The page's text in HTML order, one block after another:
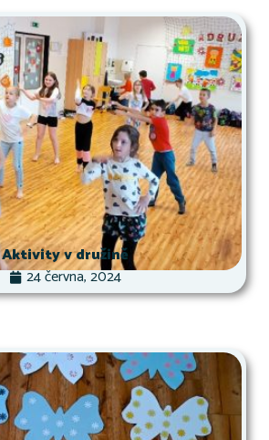
Aktivity v družině
24 června, 2024